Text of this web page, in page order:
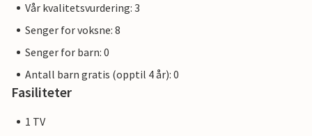
Vår kvalitetsvurdering: 3
Senger for voksne: 8
Senger for barn: 0
Antall barn gratis (opptil 4 år): 0
Fasiliteter
1 TV